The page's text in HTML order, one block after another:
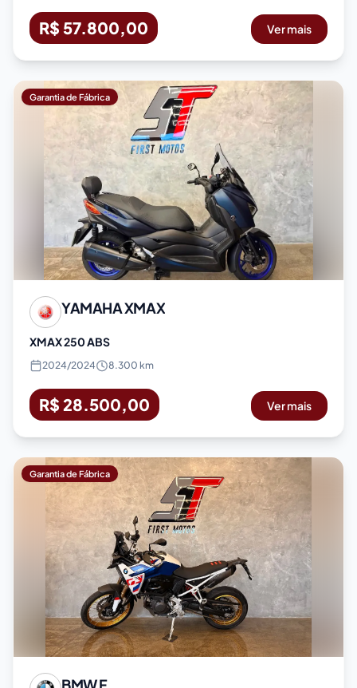
R$ 57.800,00 Ver mais
Garantia de Fábrica
YAMAHAXMAX
XMAX 250 ABS
2024/2024 8.300 km
R$ 28.500,00 Ver mais
Garantia de Fábrica
BMWF